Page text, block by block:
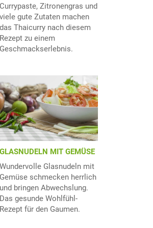
Zitronengras und
gute Zutaten machen
Thaicurry nach diesem
zu einem
MIT GEMÜSE
Glasnudeln mit
schmecken herrlich
bringen Abwechslung.
gesunde Wohlfühl-
für den Gaumen.